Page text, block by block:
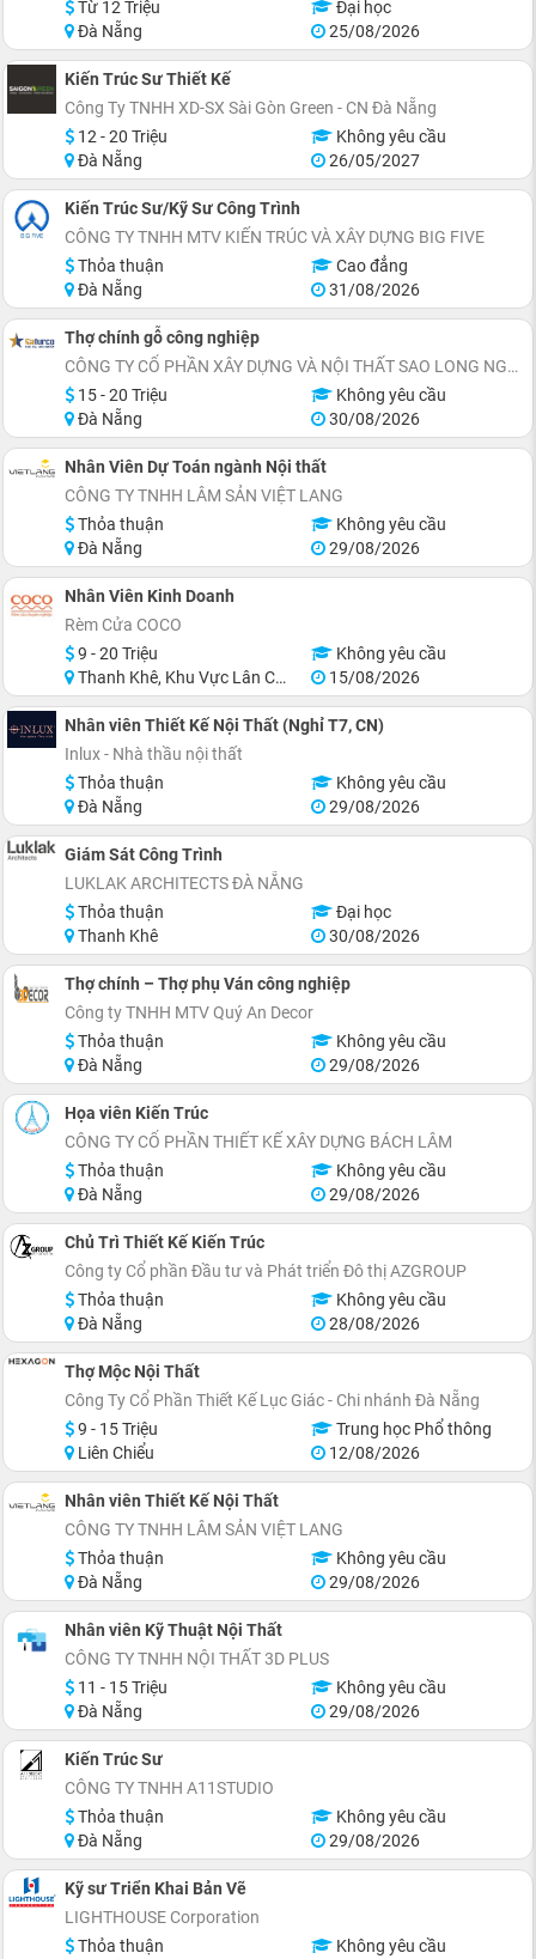
Từ 12 Triệu
Đại học
Đà Nẵng
25/08/2026
Kiến Trúc Sư Thiết Kế
Công Ty TNHH XD-SX Sài Gòn Green - CN Đà Nẵng
12 - 20 Triệu
Không yêu cầu
Đà Nẵng
26/05/2027
Kiến Trúc Sư/Kỹ Sư Công Trình
CÔNG TY TNHH MTV KIẾN TRÚC VÀ XÂY DỰNG BIG FIVE
Thỏa thuận
Cao đẳng
Đà Nẵng
31/08/2026
Thợ chính gỗ công nghiệp
CÔNG TY CỔ PHẦN XÂY DỰNG VÀ NỘI THẤT SAO LONG NGUYỄN
15 - 20 Triệu
Không yêu cầu
Đà Nẵng
30/08/2026
Nhân Viên Dự Toán ngành Nội thất
CÔNG TY TNHH LÂM SẢN VIỆT LANG
Thỏa thuận
Không yêu cầu
Đà Nẵng
29/08/2026
Nhân Viên Kinh Doanh
Rèm Cửa COCO
9 - 20 Triệu
Không yêu cầu
Thanh Khê, Khu Vực Lân Cận Đà Nẵng
15/08/2026
Nhân viên Thiết Kế Nội Thất (Nghỉ T7, CN)
Inlux - Nhà thầu nội thất
Thỏa thuận
Không yêu cầu
Đà Nẵng
29/08/2026
Giám Sát Công Trình
LUKLAK ARCHITECTS ĐÀ NẴNG
Thỏa thuận
Đại học
Thanh Khê
30/08/2026
Thợ chính – Thợ phụ Ván công nghiệp
Công ty TNHH MTV Quý An Decor
Thỏa thuận
Không yêu cầu
Đà Nẵng
29/08/2026
Họa viên Kiến Trúc
CÔNG TY CỔ PHẦN THIẾT KẾ XÂY DỰNG BÁCH LÂM
Thỏa thuận
Không yêu cầu
Đà Nẵng
29/08/2026
Chủ Trì Thiết Kế Kiến Trúc
Công ty Cổ phần Đầu tư và Phát triển Đô thị AZGROUP
Thỏa thuận
Không yêu cầu
Đà Nẵng
28/08/2026
Thợ Mộc Nội Thất
Công Ty Cổ Phần Thiết Kế Lục Giác - Chi nhánh Đà Nẵng
9 - 15 Triệu
Trung học Phổ thông
Liên Chiểu
12/08/2026
Nhân viên Thiết Kế Nội Thất
CÔNG TY TNHH LÂM SẢN VIỆT LANG
Thỏa thuận
Không yêu cầu
Đà Nẵng
29/08/2026
Nhân viên Kỹ Thuật Nội Thất
CÔNG TY TNHH NỘI THẤT 3D PLUS
11 - 15 Triệu
Không yêu cầu
Đà Nẵng
29/08/2026
Kiến Trúc Sư
CÔNG TY TNHH A11STUDIO
Thỏa thuận
Không yêu cầu
Đà Nẵng
29/08/2026
Kỹ sư Triển Khai Bản Vẽ
LIGHTHOUSE Corporation
Thỏa thuận
Không yêu cầu